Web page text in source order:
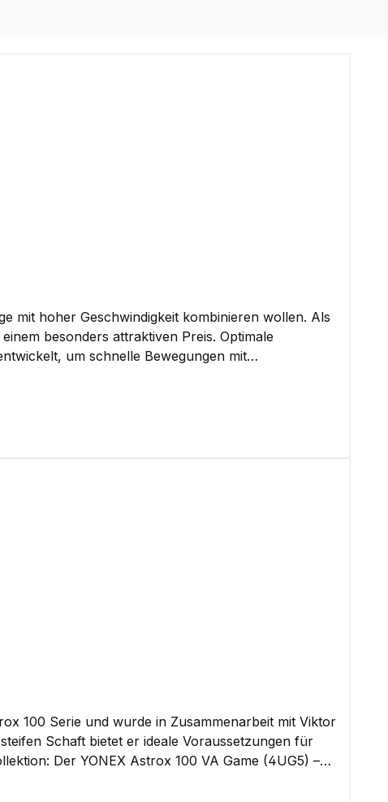
mit hoher Geschwindigkeit kombinieren wollen. Als
attraktiven Preis. Optimale
um schnelle Bewegungen mit
bei schnellen Angriffsschlägen. Jeder Schlag
bis 14 kg: Der
dabei aber preislich im moderateren Bereich.
mit dem Raptor C eine hervorragende
100 Serie und wurde in Zusammenarbeit mit Viktor
Schaft bietet er ideale Voraussetzungen für